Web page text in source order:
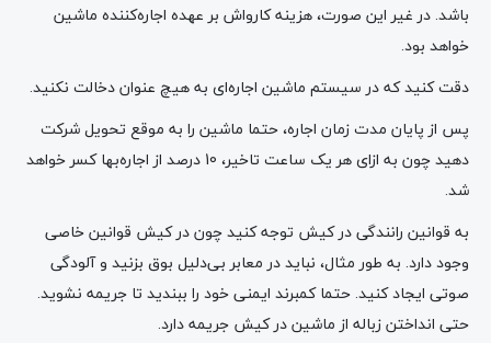
باشد. در غیر این صورت، هزینه کارواش بر عهده اجاره‌‌کننده ماشین
خواهد بود.
دقت کنید که در سیستم ماشین اجاره‌ای به هیچ عنوان دخالت نکنید.
پس از پایان مدت زمان اجاره، حتما ماشین را به موقع تحویل شرکت
دهید چون به ازای هر یک ساعت تاخیر، 10 درصد از اجاره‌‌بها کسر خواهد
شد.
به قوانین رانندگی در کیش توجه کنید چون در کیش قوانین خاصی
وجود دارد. به طور مثال، نباید در معابر بی‌دلیل بوق بزنید و آلودگی
صوتی ایجاد کنید. حتما کمبرند ایمنی خود را ببندید تا جریمه نشوید.
حتی انداختن زباله از ماشین در کیش جریمه دارد.